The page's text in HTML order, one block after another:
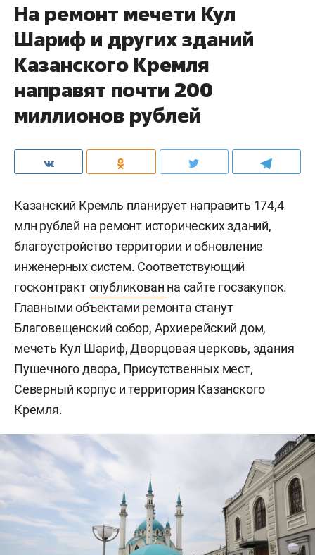
На ремонт мечети Кул
Шариф и других зданий
Казанского Кремля
направят почти 200
миллионов рублей
Казанский Кремль планирует направить 174,4
млн рублей на ремонт исторических зданий,
благоустройство территории и обновление
инженерных систем. Соответствующий
госконтрактопубликован на сайте госзакупок.
Главными объектами ремонта станут
Благовещенский собор, Архиерейский дом,
мечеть Кул Шариф, Дворцовая церковь, здания
Пушечного двора, Присутственных мест,
Северный корпус и территория Казанского
Кремля.